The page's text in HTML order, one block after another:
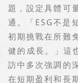
題，設定具體可
通。「ESG不是
初期挑戰在所難
健的成長。」這
訪中多次強調的
在短期盈利和長